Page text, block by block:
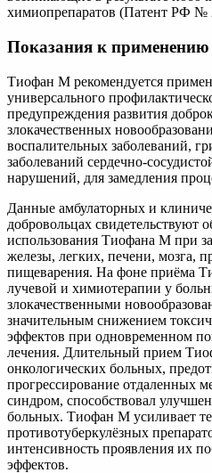
химиопрепаратов (Патент РФ №
Показания к применению
Тиофан М рекомендуется
универсального
предупреждения развития
злокачественных
воспалительных заболеваний,
заболеваний сердечно-
нарушений, для замедления
Данные амбулаторных и
добровольцах свидетельствуют
использования Тиофана М при
железы, легких, печени, мозга,
пищеварения. На фоне приёма
лучевой и химиотерапии у
злокачественными
значительным снижением
эффектов при одновременном
лечения. Длительный прием
онкологических больных,
прогрессирование отдаленных
синдром, способствовал
больных. Тиофан М усиливает
противотуберкулёзных
интенсивность проявления их
эффектов.